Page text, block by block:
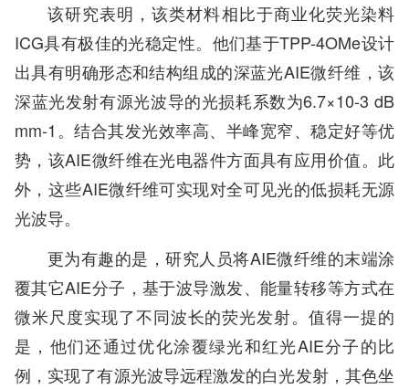
该研究表明，该类材料相比于商业化荧光染料
ICG具有极佳的光稳定性。他们基于TPP-4OMe设计
出具有明确形态和结构组成的深蓝光AIE微纤维，该
深蓝光发射有源光波导的光损耗系数为6.7×10-3 dB
mm-1。结合其发光效率高、半峰宽窄、稳定好等优
势，该AIE微纤维在光电器件方面具有应用价值。此
外，这些AIE微纤维可实现对全可见光的低损耗无源
光波导。
更为有趣的是，研究人员将AIE微纤维的末端涂
覆其它AIE分子，基于波导激发、能量转移等方式在
微米尺度实现了不同波长的荧光发射。值得一提的
是，他们还通过优化涂覆绿光和红光AIE分子的比
例，实现了有源光波导远程激发的白光发射，其色坐